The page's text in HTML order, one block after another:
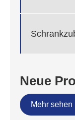
Neue
Mehr sehen